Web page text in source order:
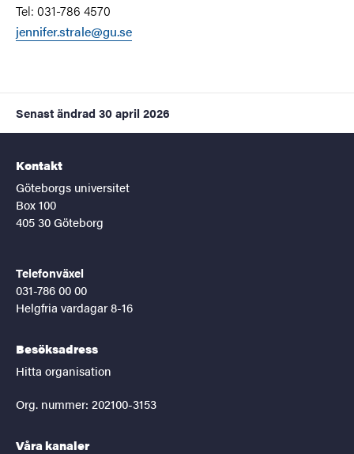
Tel: 031-786 4570
jennifer.strale@gu.se
Senast ändrad 30 april 2026
Kontakt
Göteborgs universitet
Box 100
405 30 Göteborg
Telefonväxel
031-786 00 00
Helgfria vardagar 8-16
Besöksadress
Hitta organisation
Org. nummer: 202100-3153
Våra kanaler